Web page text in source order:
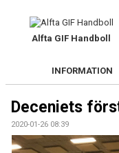
NYHETER
MATCHER
KALENDER
TRUPPEN
Alfta GIF Handboll
INFORMATION
Deceniets
2020-01-26 08:39